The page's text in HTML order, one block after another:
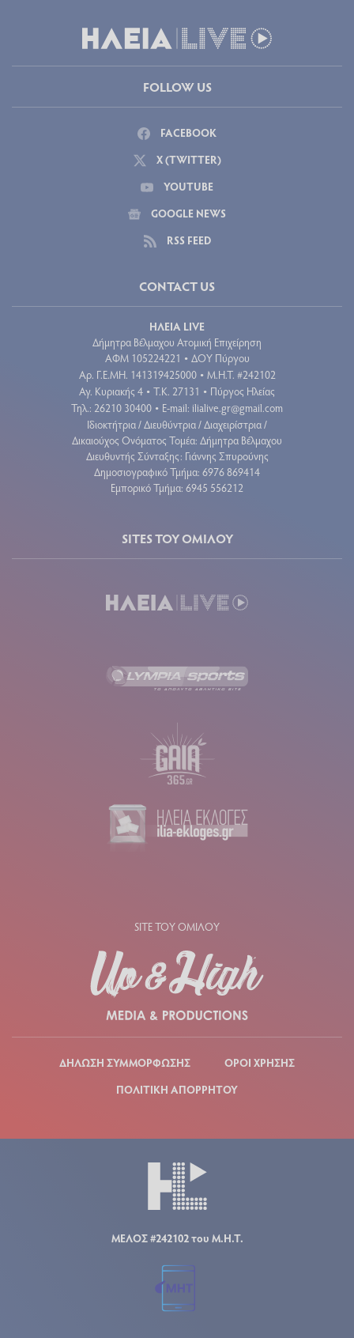
FOLLOW US
FACEBOOK
X (TWITTER)
YOUTUBE
GOOGLE NEWS
RSS FEED
CONTACT US
ΗΛΕΙΑ LIVE
Δήμητρα Βέλμαχου Ατομική Επιχείρηση
ΑΦΜ 105224221 • ΔΟΥ Πύργου
Aρ. Γ.Ε.ΜΗ. 141319425000 • Μ.Η.Τ. #242102
Αγ. Κυριακής 4 • Τ.Κ. 27131 • Πύργος Ηλείας
Τηλ.: 26210 30400 • E-mail: ilialive.gr@gmail.com
Ιδιοκτήτρια / Διευθύντρια / Διαχειρίστρια /
Δικαιούχος Ονόματος Τομέα: Δήμητρα Βέλμαχου
Διευθυντής Σύνταξης: Γιάννης Σπυρούνης
Δημοσιογραφικό Τμήμα: 6976 869414
Εμπορικό Τμήμα: 6945 556212
SITES ΤΟΥ ΟΜΙΛΟΥ
SITE ΤΟΥ ΟΜΙΛΟΥ
ΔΗΛΩΣΗ ΣΥΜΜΟΡΦΩΣΗΣ
ΟΡΟΙ ΧΡΗΣΗΣ
ΠΟΛΙΤΙΚΗ ΑΠΟΡΡΗΤΟΥ
ΜΕΛΟΣ #242102 του Μ.Η.Τ.